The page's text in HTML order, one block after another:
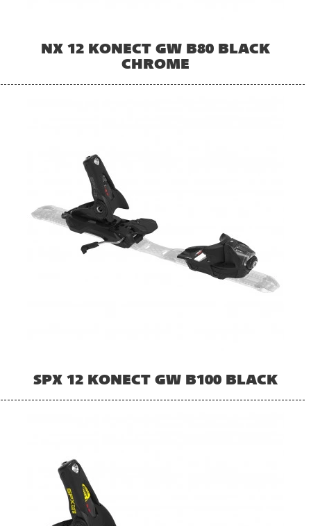
NX 12 KONECT GW B80 BLACK
CHROME
SPX 12 KONECT GW B100 BLACK